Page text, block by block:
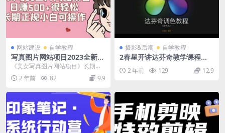
网站建设 自学教程
写真图片网站项目2023全新课
程
《美女写真图片网站项目》长期正
规小白可操作 课程内容目录： 0.先
导课-写真网站...
2 年前 82 9.9
摄影&后期 自学教程
2春星开讲达芬奇教学课程➕
2 年前 129 12.9